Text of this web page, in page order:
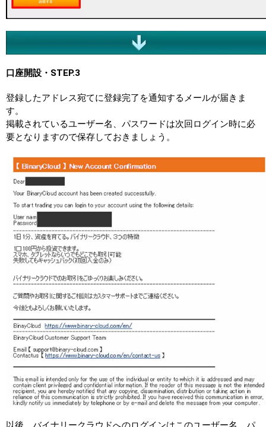
口座開設・STEP.3
登録したアドレス宛てに登録完了を通知するメールが届きま
す。
掲載されているユーザー名、パスワードは次回ログイン時に必
要となりますので保存しておきましょう。